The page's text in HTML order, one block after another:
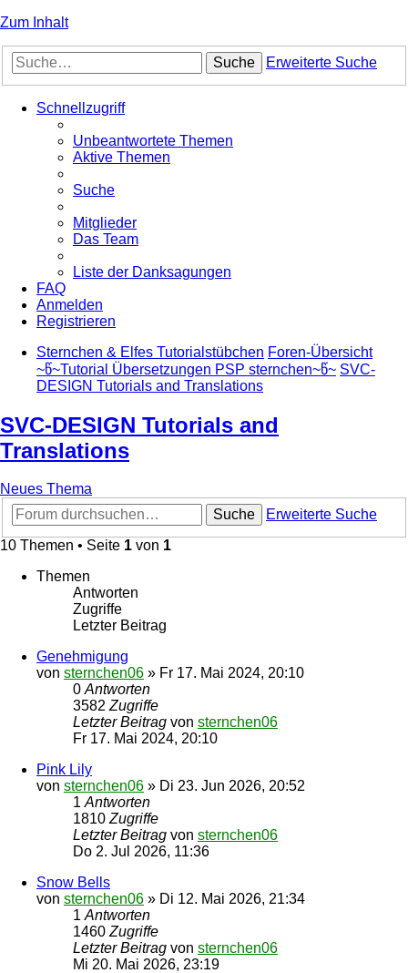
Zum Inhalt
Suche Erweiterte Suche
Schnellzugriff
Unbeantwortete Themen
Aktive Themen
Suche
Mitglieder
Das Team
Liste der Danksagungen
FAQ
Anmelden
Registrieren
Sternchen & Elfes Tutorialstübchen Foren-Übersicht
~წ~Tutorial Übersetzungen PSP sternchen~წ~ SVC-
DESIGN Tutorials and Translations
SVC-DESIGN Tutorials and
Translations
Neues Thema
Suche
Erweiterte Suche
10 Themen • Seite 1 von 1
Themen
Antworten
Zugriffe
Letzter Beitrag
Genehmigung
von sternchen06 » Fr 17. Mai 2024, 20:10
0 Antworten
3582 Zugriffe
Letzter Beitrag von sternchen06
Fr 17. Mai 2024, 20:10
Pink Lily
von sternchen06 » Di 23. Jun 2026, 20:52
1 Antworten
1810 Zugriffe
Letzter Beitrag von sternchen06
Do 2. Jul 2026, 11:36
Snow Bells
von sternchen06 » Di 12. Mai 2026, 21:34
1 Antworten
1460 Zugriffe
Letzter Beitrag von sternchen06
Mi 20. Mai 2026, 23:19